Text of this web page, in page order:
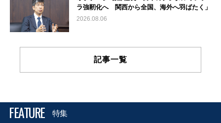
ラ強靭化へ 関西から全国、海外へ羽ばたく」
2026.08.06
記事一覧
FEATURE 特集